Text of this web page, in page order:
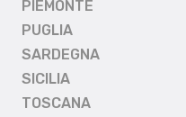
PIEMONTE
PUGLIA
SARDEGNA
SICILIA
TOSCANA